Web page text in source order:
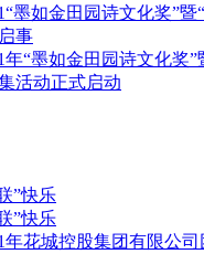
墨如金田园诗文化奖”
事
年“墨如金田园诗文化奖”
活动正式启动
”快乐
”快乐
年花城控股集团有限公